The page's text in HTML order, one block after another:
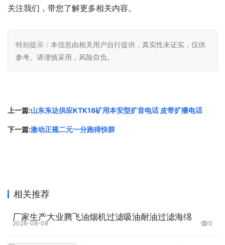
关注我们，带您了解更多相关内容。
特别提示：本信息由相关用户自行提供，真实性未证实，仅供
参考。请谨慎采用，风险自负。
上一篇:山东东达供应KTK18矿用本安型扩音电话 皮带扩播电话
下一篇:激动正规二元一分跑得快群
相关推荐
厂家生产大业腾飞油烟机过滤吸油耐油过滤海绵
2026-08-08 0